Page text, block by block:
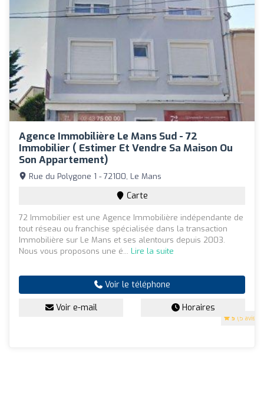
Agence Immobilière Le Mans Sud - 72
Immobilier ( Estimer Et Vendre Sa Maison Ou
Son Appartement)
5 (5 avis)
Rue du Polygone 1 - 72100, Le Mans
Carte
72 Immobilier est une Agence Immobilière indépendante de
tout réseau ou franchise spécialisée dans la transaction
Immobilière sur Le Mans et ses alentours depuis 2003.
Nous vous proposons une é... Lire la suite
Voir le téléphone
Voir e-mail Horaires